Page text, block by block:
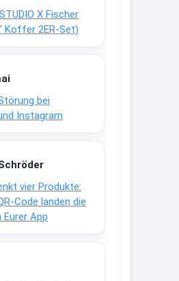
X Fischer
Koffer 2ER-Set)
bei
Instagram
vier Produkte:
Code landen die
App
Aufkleber /
ab 28 Grad /siehe
aufkleber-
7-Tage
Vitamine